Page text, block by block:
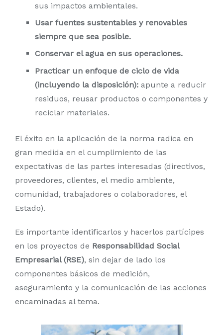
sus impactos ambientales.
Usar fuentes sustentables y renovables
siempre que sea posible.
Conservar el agua en sus operaciones.
Practicar un enfoque de ciclo de vida
(incluyendo la disposición): apunte a reducir
residuos, reusar productos o componentes y
reciclar materiales.
El éxito en la aplicación de la norma radica en
gran medida en el cumplimiento de las
expectativas de las partes interesadas (directivos,
proveedores, clientes, el medio ambiente,
comunidad, trabajadores o colaboradores, el
Estado).
Es importante identificarlos y hacerlos partícipes
en los proyectos de Responsabilidad Social
Empresarial (RSE), sin dejar de lado los
componentes básicos de medición,
aseguramiento y la comunicación de las acciones
encaminadas al tema.